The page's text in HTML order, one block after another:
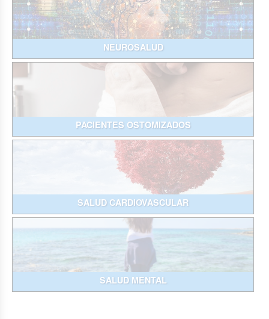
NEUROSALUD
PACIENTES OSTOMIZADOS
SALUD CARDIOVASCULAR
SALUD MENTAL